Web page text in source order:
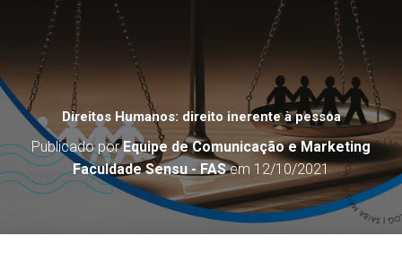
Direitos Humanos: direito inerente à pessoa
Publicado porEquipe de Comunicação e Marketing
Faculdade Sensu - FASem 12/10/2021